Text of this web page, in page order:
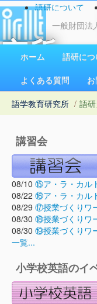
一般財団法
究所
1923（
語研について
お問い合わせ
ホーム 語研に
よくある質問
語学教育研究所 / 語
講習会
08/10 ⑮ア・ラ・カル
08/22 ⑯ア・ラ・カル
08/29 ⑰授業づくりワ
08/30 ⑱授業づくりワ
08/30 ⑲授業づくりワ
一覧...
小学校英語のイ